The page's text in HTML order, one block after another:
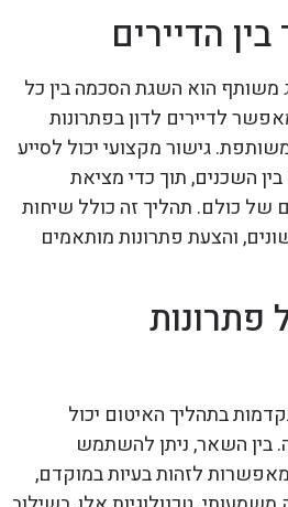
הדיירים
משותף הוא השגת הסכמה בין כל
לדיירים לדון בפתרונות
גישור מקצועי יכול לסייע
השכנים, תוך כדי מציאת
של כולם. תהליך זה כולל שיחות
והצעת פתרונות מותאמים
פתרונות
בתהליך האיטום יכול
בין השאר, ניתן להשתמש
לזהות בעיות במוקדם,